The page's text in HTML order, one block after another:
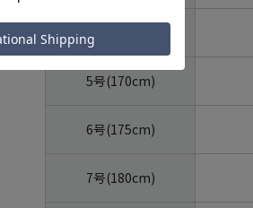
5号(170cm)
6号(175cm)
7号(180cm)